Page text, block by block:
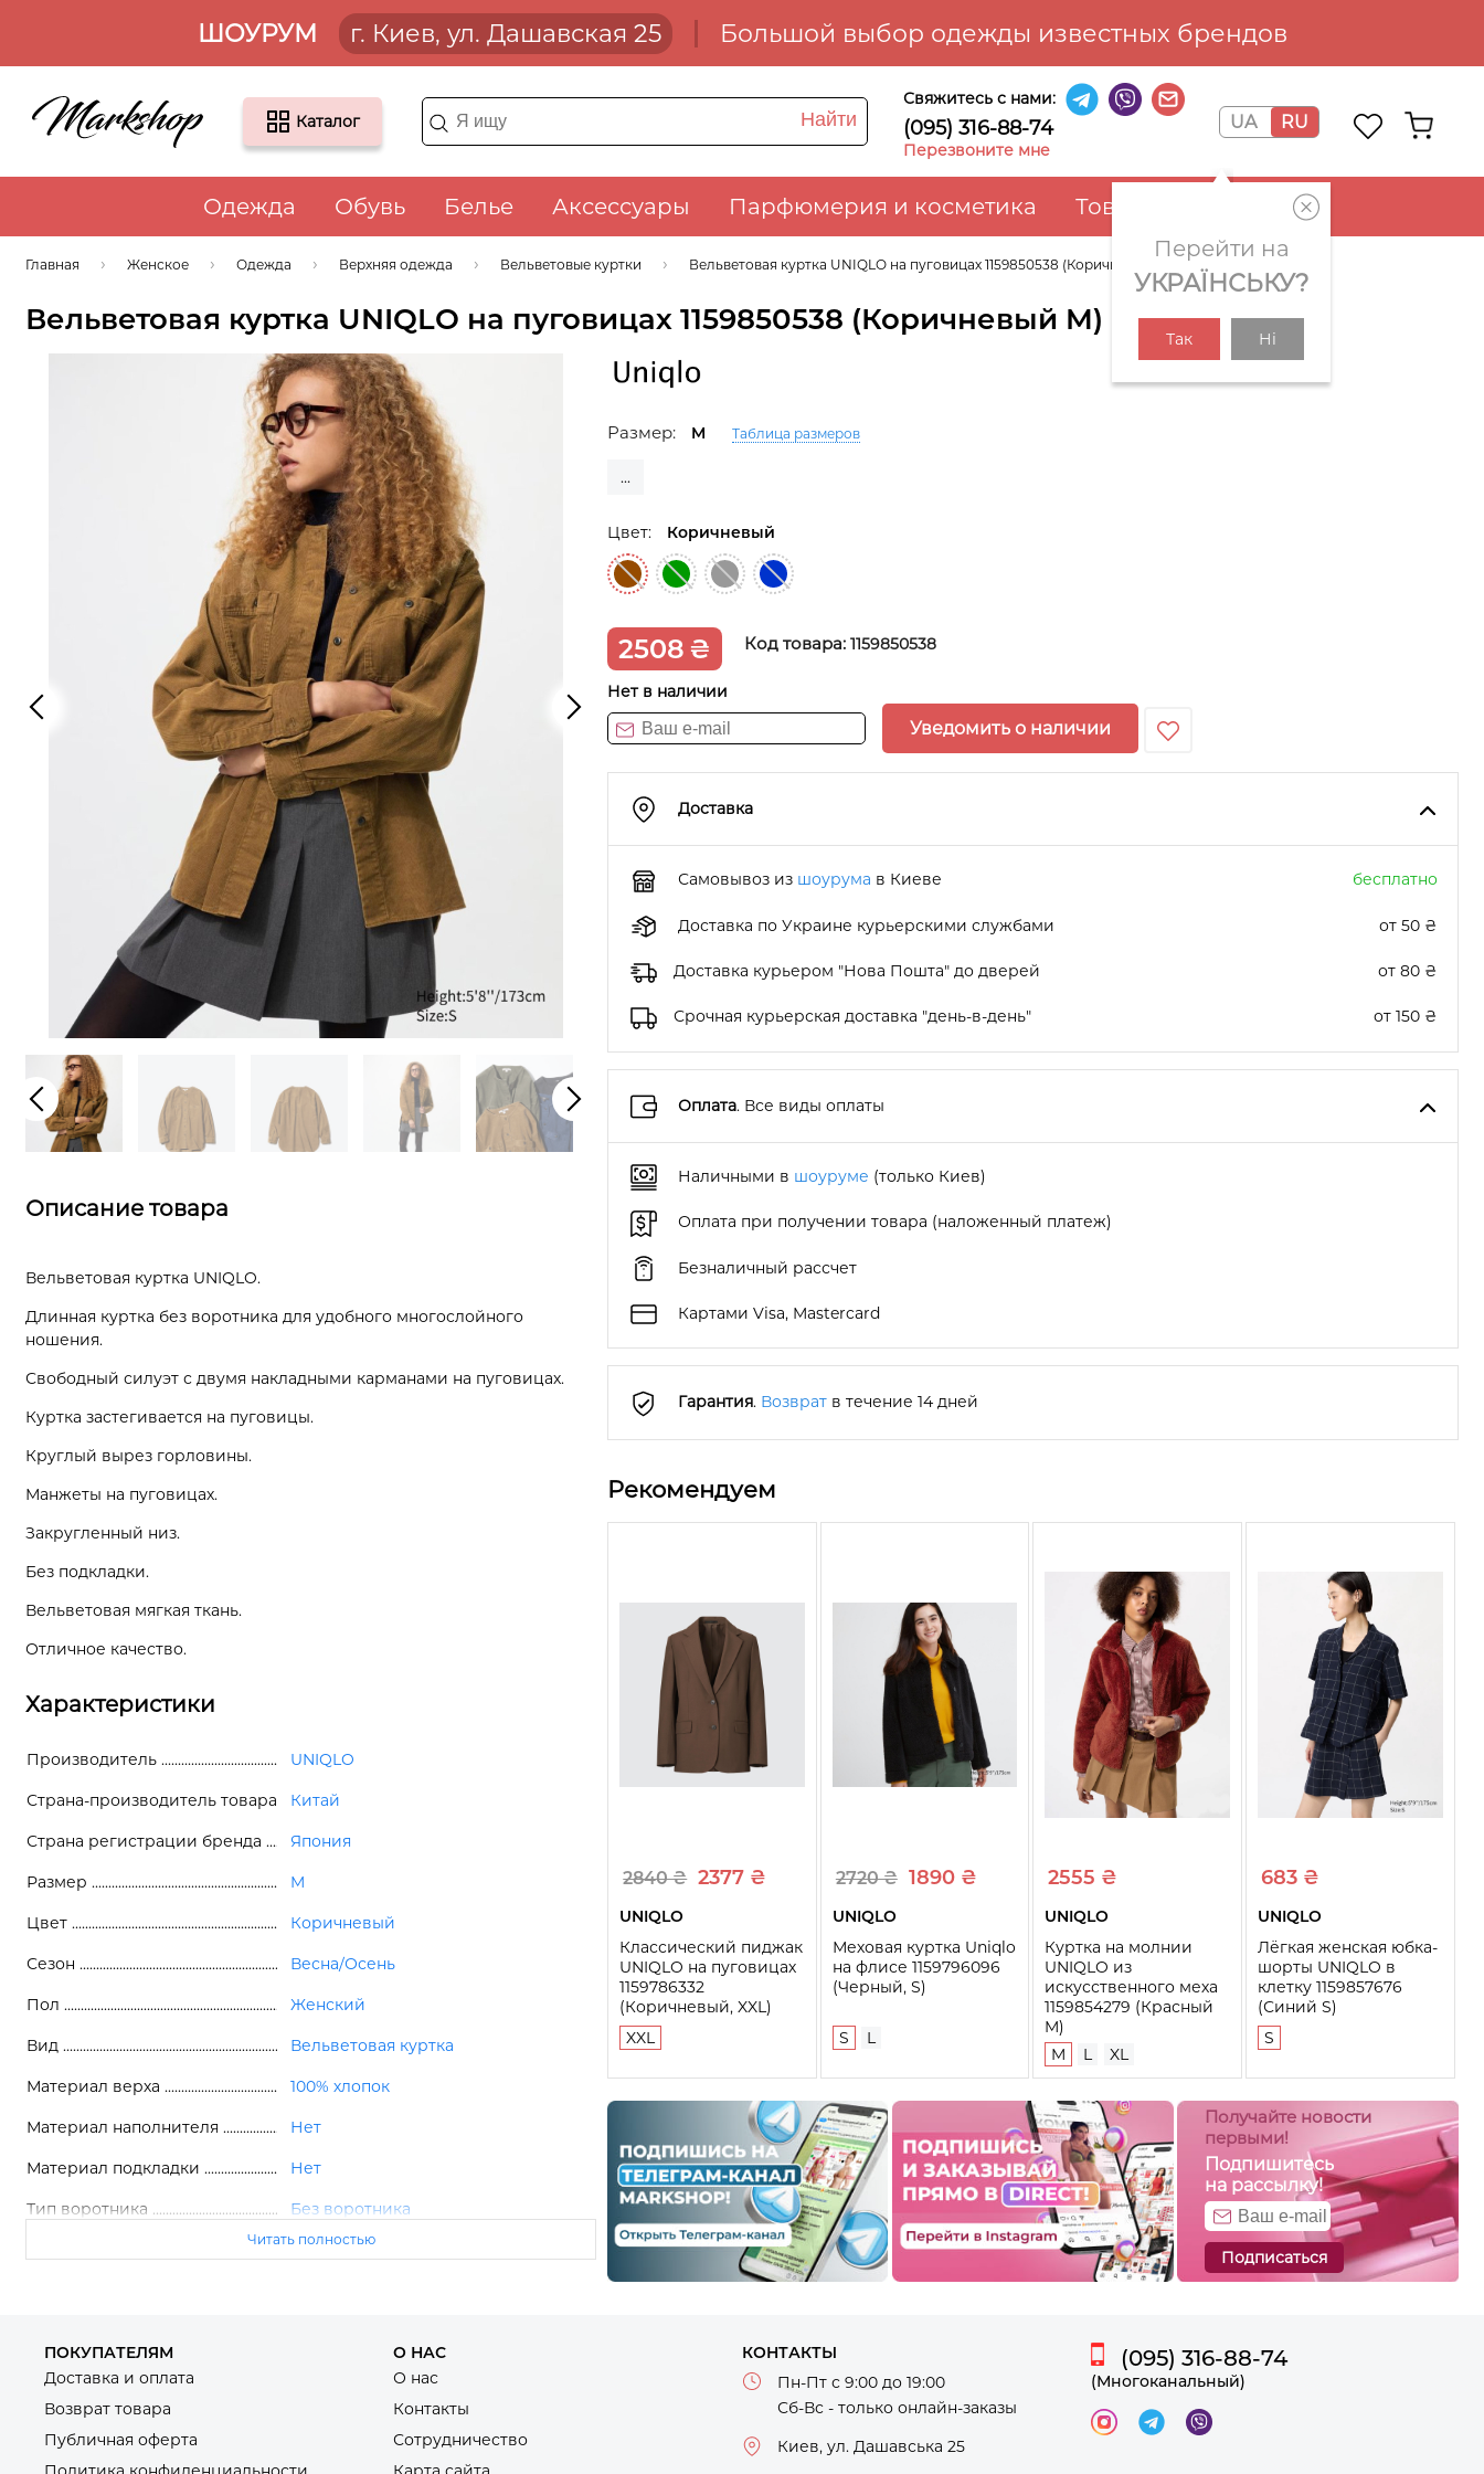
ШОУРУМ г. Киев, ул. Дашавская 25 Большой выбор одежды известных брендов
Каталог Найти
Свяжитесь с нами:
(095) 316-88-74
Перезвоните мне
UA RU
Перейти на
УКРАЇНСЬКУ?
Так Ні
Одежда Обувь Белье Аксессуары Парфюмерия и косметика Товары для дома
Главная Женское Одежда Верхняя одежда Вельветовые куртки Вельветовая куртка UNIQLO на пуговицах 1159850538 (Коричневый M)
Вельветовая куртка UNIQLO на пуговицах 1159850538 (Коричневый M)
Размер: M Таблица размеров
...
Цвет: Коричневый
2508 ₴ Код товара:1159850538
Нет в наличии
Уведомить о наличии
Доставка
Самовывоз из шоурума в Киеве бесплатно
Доставка по Украине курьерскими службами от 50 ₴
Доставка курьером "Нова Пошта" до дверей от 80 ₴
Срочная курьерская доставка "день-в-день" от 150 ₴
Оплата. Все виды оплаты
Наличными в шоуруме (только Киев)
Оплата при получении товара (наложенный платеж)
Безналичный рассчет
Картами Visa, Mastercard
Гарантия. Возврат в течение 14 дней
Рекомендуем
2840 ₴ 2377 ₴
UNIQLO
Классический пиджак
UNIQLO на пуговицах
1159786332
(Коричневый, XXL)
XXL
2720 ₴ 1890 ₴
UNIQLO
Меховая куртка Uniqlo
на флисе 1159796096
(Черный, S)
S L
2555 ₴
UNIQLO
Куртка на молнии
UNIQLO из
искусственного меха
1159854279 (Красный
M)
M
L XL
683 ₴
UNIQLO
Лёгкая женская юбка-
шорты UNIQLO в
клетку 1159857676
(Синий S)
S
Получайте новости
первыми!
Подпишитесь
на рассылку!
Подписаться
Описание товара
Вельветовая куртка UNIQLO.
Длинная куртка без воротника для удобного многослойного
ношения.
Свободный силуэт с двумя накладными карманами на пуговицах.
Куртка застегивается на пуговицы.
Круглый вырез горловины.
Манжеты на пуговицах.
Закругленный низ.
Без подкладки.
Вельветовая мягкая ткань.
Отличное качество.
Характеристики
Производитель UNIQLO
Страна-производитель товара Китай
Страна регистрации бренда Япония
Размер M
Цвет Коричневый
Сезон Весна/Осень
Пол Женский
Вид Вельветовая куртка
Материал верха 100% хлопок
Материал наполнителя Нет
Материал подкладки Нет
Тип воротника Без воротника
Пуговицы
Тип ткани
Читать полностью
ПОКУПАТЕЛЯМ
Доставка и оплата
Возврат товара
Публичная оферта
О НАС
О нас
Контакты
Сотрудничество
КОНТАКТЫ
Пн-Пт с 9:00 до 19:00
Сб-Вс - только онлайн-заказы
Киев, ул. Дашавська 25
(095) 316-88-74
(Многоканальный)